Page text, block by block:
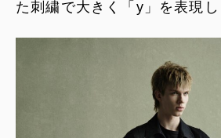
た刺繍で大きく「y」を表現し